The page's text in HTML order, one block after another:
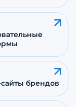
брендов